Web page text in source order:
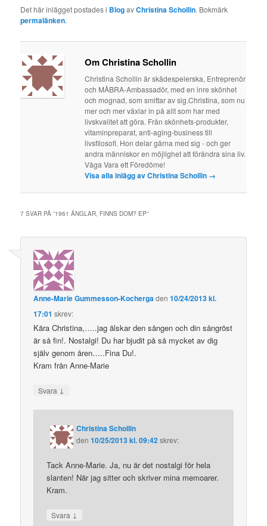
Det här inlägget postades i BlogavChristina Schollin. Bokmärk
permalänken.
Om Christina Schollin
Christina Schollin är skådespelerska, Entreprenör
och MÅBRA-Ambassadör, med en inre skönhet
och mognad, som smittar av sig.Christina, som nu
mer och mer växlar in på allt som har med
livskvalitet att göra. Från skönhets-produkter,
vitaminpreparat, anti-aging-business till
livsfilosofi. Hon delar gärna med sig - och ger
andra människor en möjlighet att förändra sina liv.
Våga Vara ett Föredöme!
Visa alla inlägg av Christina Schollin →
7 SVAR PÅ ”1961 ÄNGLAR, FINNS DOM? EP”
Anne-Marie Gummesson-Kochergaden10/24/2013 kl.
17:01 skrev:
Kära Christina,…..jag älskar den sången och din sångröst
är så fin!. Nostalgi! Du har bjudit på så mycket av dig
själv genom åren…..Fina Du!.
Kram från Anne-Marie
Svara ↓
Christina Schollin
den10/25/2013 kl. 09:42skrev:
Tack Anne-Marie. Ja, nu är det nostalgi för hela
slanten! När jag sitter och skriver mina memoarer.
Kram.
Svara ↓